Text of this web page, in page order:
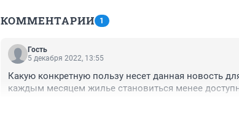
КОММЕНТАРИИ 1
Гость
5 декабря 2022, 13:55
Какую конкретную пользу несет данная новость
каждым месяцем жилье становиться менее